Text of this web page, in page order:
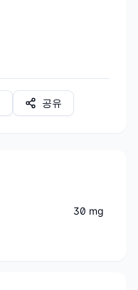
공유
30 mg